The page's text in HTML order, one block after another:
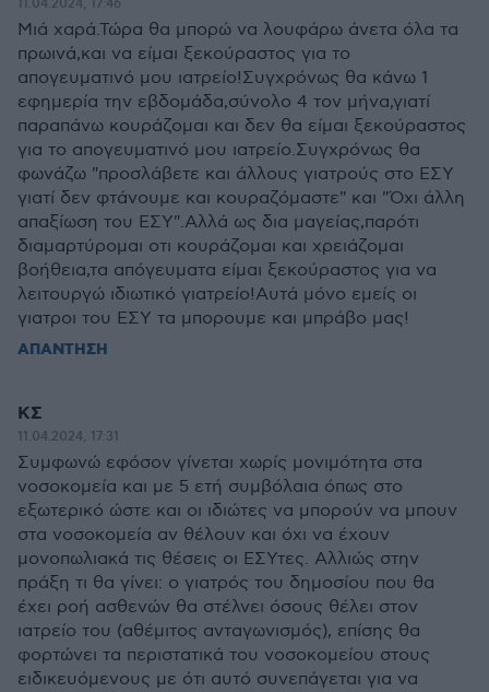
11.04.2024, 17:46
Μιά χαρά.Τώρα θα μπορώ να λουφάρω άνετα όλα τα
πρωινά,και να είμαι ξεκούραστος για το
απογευματινό μου ιατρείο!Συγχρόνως θα κάνω 1
εφημερία την εβδομάδα,σύνολο 4 τον μήνα,γιατί
παραπάνω κουράζομαι και δεν θα είμαι ξεκούραστος
για το απογευματινό μου ιατρείο.Συγχρόνως θα
φωνάζω "προσλάβετε και άλλους γιατρούς στο ΕΣΥ
γιατί δεν φτάνουμε και κουραζόμαστε" και "Όχι άλλη
απαξίωση του ΕΣΥ".Αλλά ως δια μαγείας,παρότι
διαμαρτύρομαι οτι κουράζομαι και χρειάζομαι
βοήθεια,τα απόγευματα είμαι ξεκούραστος για να
λειτουργώ ιδιωτικό γιατρείο!Αυτά μόνο εμείς οι
γιατροι του ΕΣΥ τα μπορουμε και μπράβο μας!
ΑΠΑΝΤΗΣΗ
ΚΣ
11.04.2024, 17:31
Συμφωνώ εφόσον γίνεται χωρίς μονιμότητα στα
νοσοκομεία και με 5 ετή συμβόλαια όπως στο
εξωτερικό ώστε και οι ιδιώτες να μπορούν να μπουν
στα νοσοκομεία αν θέλουν και όχι να έχουν
μονοπωλιακά τις θέσεις οι ΕΣΥτες. Αλλιώς στην
πράξη τι θα γίνει: ο γιατρός του δημοσίου που θα
έχει ροή ασθενών θα στέλνει όσους θέλει στον
ιατρείο του (αθέμιτος ανταγωνισμός), επίσης θα
φορτώνει τα περιστατικά του νοσοκομείου στους
ειδικευόμενους με ότι αυτό συνεπάγεται για να